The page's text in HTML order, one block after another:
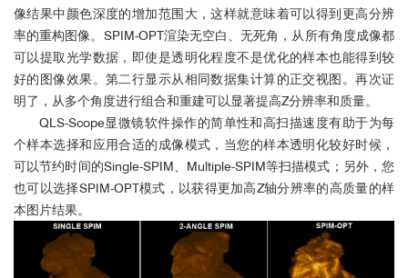
像结果中颜色深度的增加范围大，这样就意味着可以得到更高分辨
率的重构图像。SPIM-OPT渲染无空白、无死角，从所有角度成像都
可以提取光学数据，即使是透明化程度不是优化的样本也能得到较
好的图像效果。第二行显示从相同数据集计算的正交视图。再次证
明了，从多个角度进行组合和重建可以显著提高Z分辨率和质量。
QLS-Scope显微镜软件操作的简单性和高扫描速度有助于为每
个样本选择和应用合适的成像模式，当您的样本透明化较好时候，
可以节约时间的Single-SPIM、Multiple-SPIM等扫描模式；另外，您
也可以选择SPIM-OPT模式，以获得更加高Z轴分辨率的高质量的样
本图片结果。
活体斑马鱼心脏跳动成像